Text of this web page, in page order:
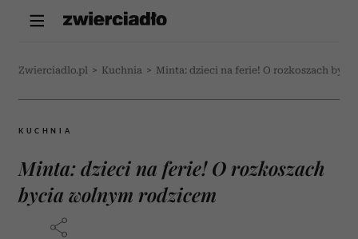
Zwierciadlo.pl > Kuchnia > Minta: dzieci na ferie! O rozkoszach
KUCHNIA
Minta: dzieci na ferie! O rozkoszach
bycia wolnym rodzicem